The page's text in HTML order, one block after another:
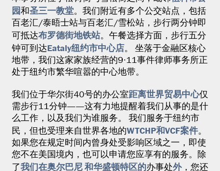
园和圣三一教堂。我们附近有多个公交站点，包括
百老汇/泰晤士站与百老汇/雪松站，步行两分钟即
可抵达布罗德街地铁站。午餐选择方面，步行五分
钟可到达Eataly纽约市中心店。 坐落于金融区核心
地带，我们这家家族经营的9·11事件律师事务所正
处于纽约市繁华喧嚣的中心地带。
我们位于华尔街40号的办公室距离世界贸易中心仅
需步行11分钟——这有力地提醒着我们从事的是什
么工作，以及我们为谁服务。 我们服务于纽约市
民，但也受理来自世界各地的WTCHP和VCF案件。
如果您在规定时间内曾身处受影响区域之一，即使
您不在美国境内，也可以申请您应享有的服务。除
了 我们在奥尔巴尼 和华盛顿特区的办事处外，您还